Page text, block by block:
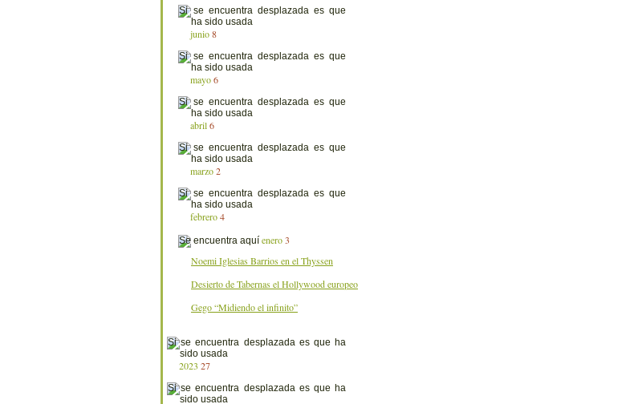
junio 8
mayo 6
abril 6
marzo 2
febrero 4
enero 3
Noemi Iglesias Barrios en el Thyssen
Desierto de Tabernas el Hollywood europeo
Gego “Midiendo el infinito”
2023 27